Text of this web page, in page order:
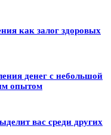
как залог здоровых
денег с небольшой
опытом
вас среди других